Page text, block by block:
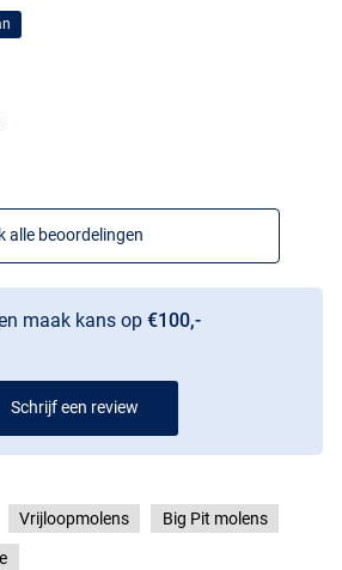
alle beoordelingen
maak kans op €100,-
Schrijf een review
Vrijloopmolens Big Pit molens